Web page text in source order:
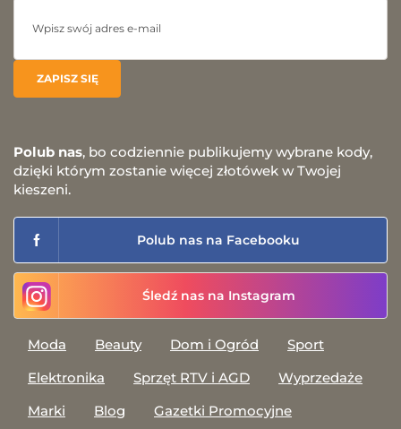
Polub nas, bo codziennie publikujemy wybrane kody,
dzięki którym zostanie więcej złotówek w Twojej
kieszeni.
Polub nas na Facebooku
Śledź nas na Instagram
Moda Beauty Dom i Ogród
Sport
Elektronika
Sprzęt RTV i AGD
Wyprzedaże
Marki
Blog
Gazetki Promocyjne